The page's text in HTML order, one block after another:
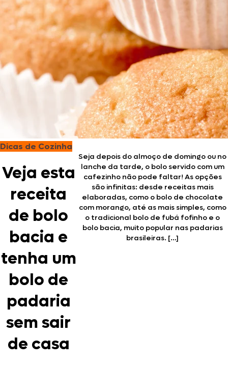
Dicas de Cozinha
Veja esta
receita
de bolo
bacia e
tenha um
bolo de
padaria
sem sair
de casa
Seja depois do almoço de domingo ou no
lanche da tarde, o bolo servido com um
cafezinho não pode faltar! As opções
são infinitas: desde receitas mais
elaboradas, como o bolo de chocolate
com morango, até as mais simples, como
o tradicional bolo de fubá fofinho e o
bolo bacia, muito popular nas padarias
brasileiras. […]